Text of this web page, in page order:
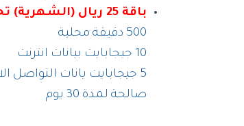
باقة 25 ريال (الشهرية) تحتوي على:
500 دقيقة محلية
10 جيجابايت بيانات انترنت
5 جيجابايت يانات التواصل الاجتماعي اللامحدودة
صالحة لمدة 30 يوم